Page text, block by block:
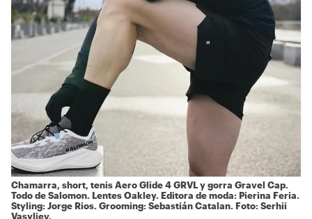
Chamarra, short, tenis Aero Glide 4 GRVL y gorra Gravel Cap.
Todo de Salomon. Lentes Oakley. Editora de moda: Pierina Feria.
Styling: Jorge Rios. Grooming: Sebastián Catalan. Foto: Serhii
Vasyliev.